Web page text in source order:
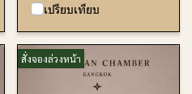
เปรียบเทียบ
สั่งจองล่วงหน้า